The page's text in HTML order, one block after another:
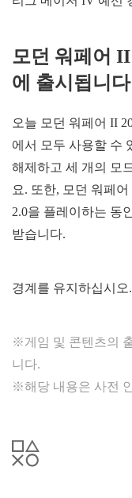
모던 워페어 II
에 출시됩니다
오늘 모던 워페어 II
에서 모두 사용할 수
해제하고 세 개의 모
요. 또한, 모던 워페
2.0을 플레이하는 동
받습니다.
경계를 유지하십시오.
※게임 및 콘텐츠의
니다.
※해당 내용은 사전